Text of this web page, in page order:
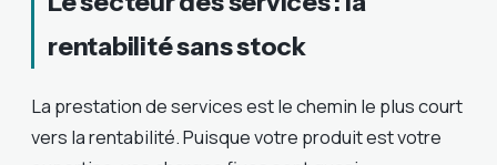
rentabilité sans stock
La prestation de services est le chemin le plus court
vers la rentabilité. Puisque votre produit est votre